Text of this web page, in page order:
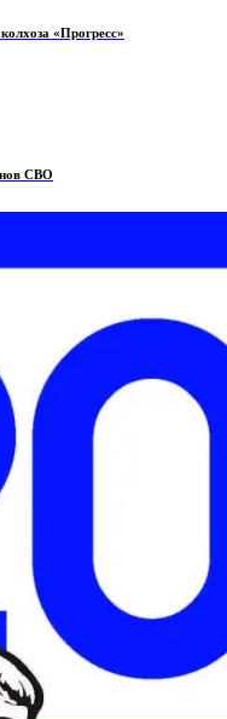
«Прогресс»
СВО